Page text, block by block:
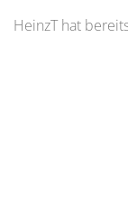
HeinzT hat